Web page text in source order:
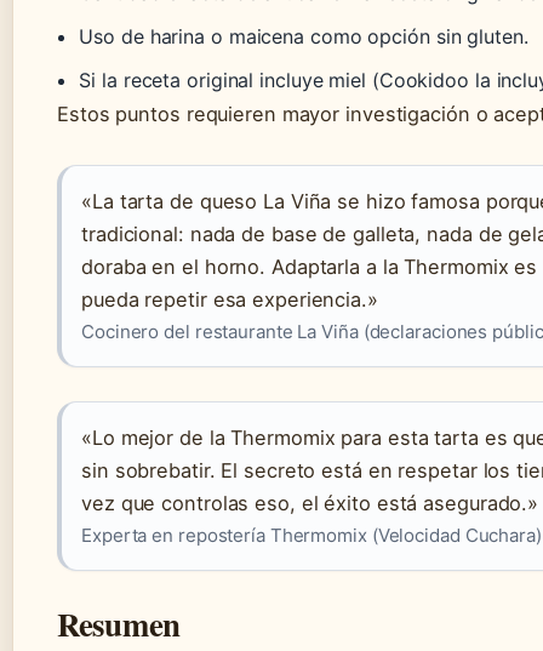
Uso de harina o maicena como opción sin gluten.
Si la receta original incluye miel (Cookidoo la
Estos puntos requieren mayor investigación o
«La tarta de queso La Viña se hizo famosa
tradicional: nada de base de galleta, nada de
doraba en el horno. Adaptarla a la Thermomix
pueda repetir esa experiencia.»
Cocinero del restaurante La Viña (declaraciones
«Lo mejor de la Thermomix para esta tarta es
sin sobrebatir. El secreto está en respetar los
vez que controlas eso, el éxito está asegurado.»
Experta en repostería Thermomix (Velocidad Cuchara)
Resumen